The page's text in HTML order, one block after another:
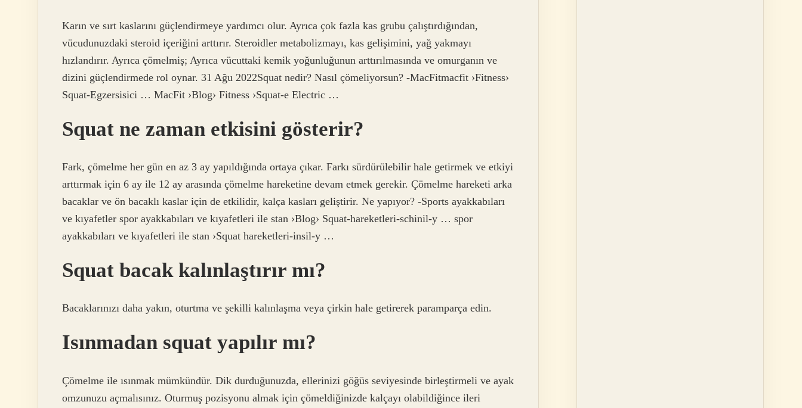
Karın ve sırt kaslarını güçlendirmeye yardımcı olur. Ayrıca çok fazla kas grubu çalıştırdığından,
vücudunuzdaki steroid içeriğini arttırır. Steroidler metabolizmayı, kas gelişimini, yağ yakmayı
hızlandırır. Ayrıca çömelmiş; Ayrıca vücuttaki kemik yoğunluğunun arttırılmasında ve omurganın ve
dizini güçlendirmede rol oynar. 31 Ağu 2022Squat nedir? Nasıl çömeliyorsun? -MacFitmacfit ›Fitness›
Squat-Egzersisici … MacFit ›Blog› Fitness ›Squat-e Electric …
Squat ne zaman etkisini gösterir?
Fark, çömelme her gün en az 3 ay yapıldığında ortaya çıkar. Farkı sürdürülebilir hale getirmek ve etkiyi
arttırmak için 6 ay ile 12 ay arasında çömelme hareketine devam etmek gerekir. Çömelme hareketi arka
bacaklar ve ön bacaklı kaslar için de etkilidir, kalça kasları geliştirir. Ne yapıyor? -Sports ayakkabıları
ve kıyafetler spor ayakkabıları ve kıyafetleri ile stan ›Blog› Squat-hareketleri-schinil-y … spor
ayakkabıları ve kıyafetleri ile stan ›Squat hareketleri-insil-y …
Squat bacak kalınlaştırır mı?
Bacaklarınızı daha yakın, oturtma ve şekilli kalınlaşma veya çirkin hale getirerek paramparça edin.
Isınmadan squat yapılır mı?
Çömelme ile ısınmak mümkündür. Dik durduğunuzda, ellerinizi göğüs seviyesinde birleştirmeli ve ayak
omzunuzu açmalısınız. Oturmuş pozisyonu almak için çömeldiğinizde kalçayı olabildiğince ileri